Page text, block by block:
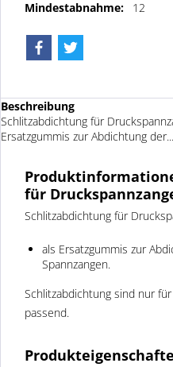
Mindestabnahme:
12
Beschreibung
Schlitzabdichtung für
Ersatzgummis zur Abdichtung der...
für
Schlitzabdichtung für
als Ersatzgummis zur
Spannzangen.
Schlitzabdichtung sind nur
passend.